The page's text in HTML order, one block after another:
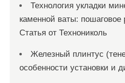
Технология укладки
каменной ваты: пошаговое
Статья от Технониколь
Железный плинтус
особенности установки и